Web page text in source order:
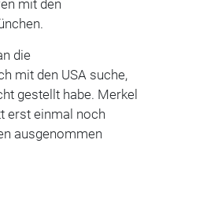
mit den
die
mit den USA suche,
gestellt habe. Merkel
erst einmal noch
ausgenommen